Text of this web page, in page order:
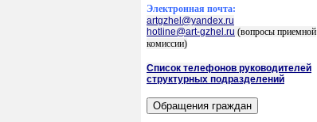
Электронная почта:
artgzhel@yandex.ru
hotline@art-gzhel.ru (вопросы приемной
комиссии)
Список телефонов руководителей
структурных подразделений